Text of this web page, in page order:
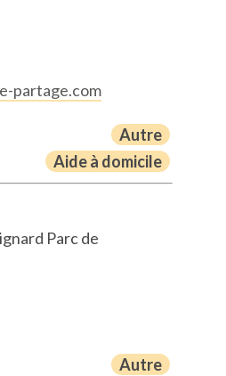
partage.com
Autre
Aide à domicile
Parc de
Autre